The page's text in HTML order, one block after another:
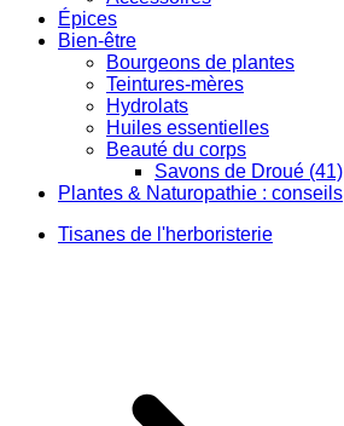
Épices
Bien-être
Bourgeons de plantes
Teintures-mères
Hydrolats
Huiles essentielles
Beauté du corps
Savons de Droué (41)
Plantes & Naturopathie : conseils
Tisanes de l'herboristerie